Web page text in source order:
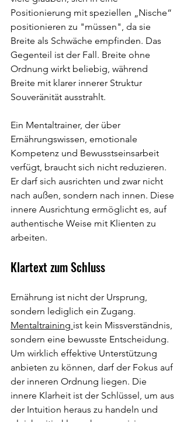
Positionierung mit speziellen „Nische“
positionieren zu "müssen", da sie
Breite als Schwäche empfinden. Das
Gegenteil ist der Fall. Breite ohne
Ordnung wirkt beliebig, während
Breite mit klarer innerer Struktur
Souveränität ausstrahlt.
Ein Mentaltrainer, der über
Ernährungswissen, emotionale
Kompetenz und Bewusstseinsarbeit
verfügt, braucht sich nicht reduzieren.
Er darf sich ausrichten und zwar nicht
nach außen, sondern nach innen. Diese
innere Ausrichtung ermöglicht es, auf
authentische Weise mit Klienten zu
arbeiten.
Klartext zum Schluss
Ernährung ist nicht der Ursprung,
sondern lediglich ein Zugang.
Mentaltraining ist kein Missverständnis,
sondern eine bewusste Entscheidung.
Um wirklich effektive Unterstützung
anbieten zu können, darf der Fokus auf
der inneren Ordnung liegen. Die
innere Klarheit ist der Schlüssel, um aus
der Intuition heraus zu handeln und